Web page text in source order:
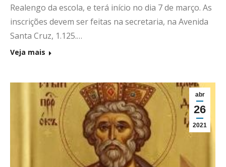
Realengo da escola, e terá início no dia 7 de março. As
inscrições devem ser feitas na secretaria, na Avenida
Santa Cruz, 1.125.…
Veja mais
abr
26
2021